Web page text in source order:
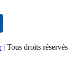
| Tous droits réservés